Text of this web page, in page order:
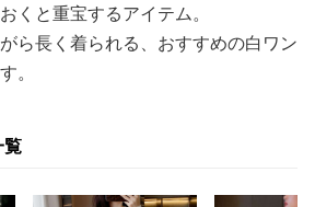
くと重宝するアイテム。
ら長く着られる、おすすめの白ワン
。
覧